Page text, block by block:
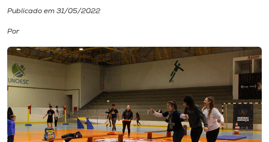
Cultura
CPA
Biblioteca
Publicado em 31/05/2022
Por